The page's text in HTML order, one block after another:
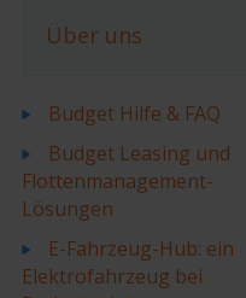
Über uns
Budget Hilfe & FAQ
Budget Leasing und
Flottenmanagement-
Lösungen
E-Fahrzeug-Hub: ein
Elektrofahrzeug bei